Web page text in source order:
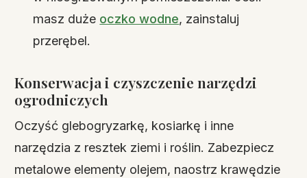
masz duże oczko wodne, zainstaluj
przerębel.
Konserwacja i czyszczenie narzędzi
ogrodniczych
Oczyść glebogryzarkę, kosiarkę i inne
narzędzia z resztek ziemi i roślin. Zabezpiecz
metalowe elementy olejem, naostrz krawędzie